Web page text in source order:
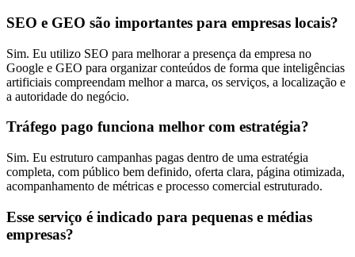
SEO e GEO são importantes para empresas locais?
Sim. Eu utilizo SEO para melhorar a presença da empresa no
Google e GEO para organizar conteúdos de forma que inteligências
artificiais compreendam melhor a marca, os serviços, a localização e
a autoridade do negócio.
Tráfego pago funciona melhor com estratégia?
Sim. Eu estruturo campanhas pagas dentro de uma estratégia
completa, com público bem definido, oferta clara, página otimizada,
acompanhamento de métricas e processo comercial estruturado.
Esse serviço é indicado para pequenas e médias
empresas?